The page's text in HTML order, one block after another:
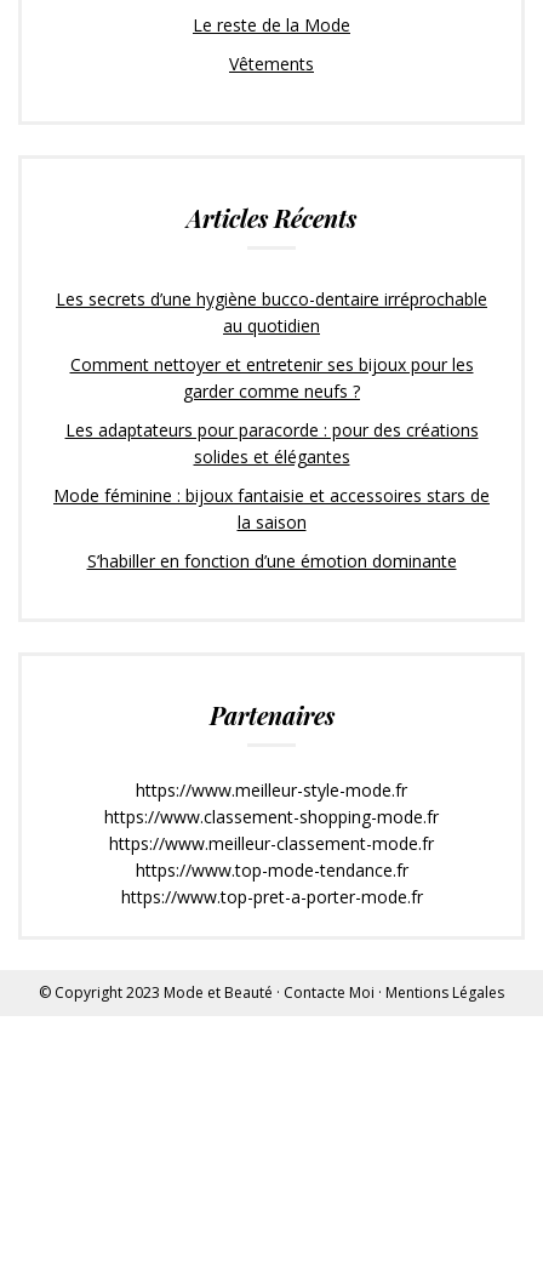
Le reste de la Mode
Vêtements
Articles Récents
Les secrets d’une hygiène bucco-dentaire irréprochable
au quotidien
Comment nettoyer et entretenir ses bijoux pour les
garder comme neufs ?
Les adaptateurs pour paracorde : pour des créations
solides et élégantes
Mode féminine : bijoux fantaisie et accessoires stars de
la saison
S’habiller en fonction d’une émotion dominante
Partenaires
https://www.meilleur-style-mode.fr
https://www.classement-shopping-mode.fr
https://www.meilleur-classement-mode.fr
https://www.top-mode-tendance.fr
https://www.top-pret-a-porter-mode.fr
© Copyright 2023 Mode et Beauté · Contacte Moi · Mentions Légales